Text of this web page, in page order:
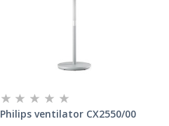
Philips ventilator CX2550/00